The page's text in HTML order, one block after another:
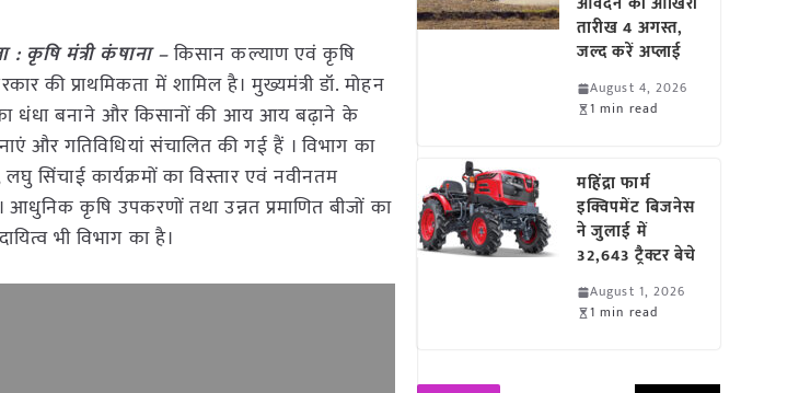
: कृषि मंत्री कंषाना –किसान कल्याण एवं कृषि
की प्राथमिकता में शामिल है। मुख्यमंत्री डॉ. मोहन
धंधा बनाने और किसानों की आय आय बढ़ाने के
और गतिविधियां संचालित की गई हैं । विभाग का
सिंचाई कार्यक्रमों का विस्तार एवं नवीनतम
कृषि उपकरणों तथा उन्नत प्रमाणित बीजों का
भी विभाग का है।
तारीख 4 अगस्त,
जल्द करें अप्लाई
August 4, 2026
1 min read
महिंद्रा फार्म
इक्विपमेंट बिजनेस
ने जुलाई में
32,643 ट्रैक्टर बेचे
August 1, 2026
1 min read